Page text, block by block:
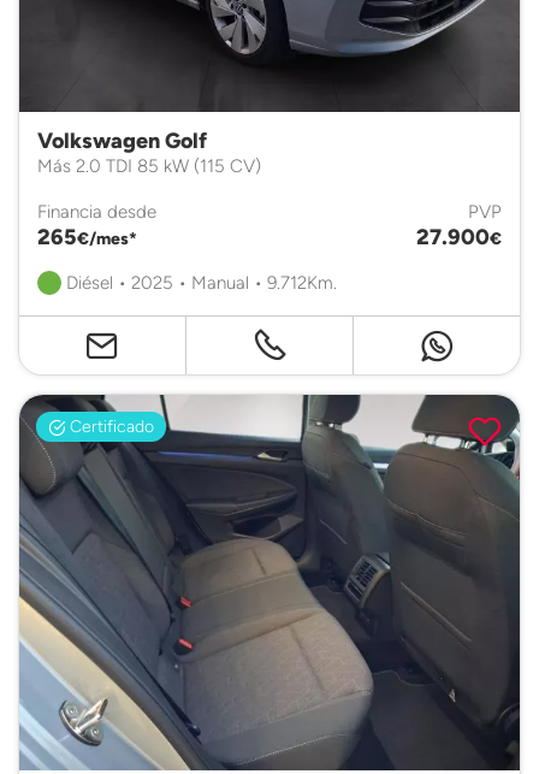
Volkswagen Golf
Más 2.0 TDI 85 kW (115 CV)
Financia desde
265€/mes*
PVP
27.900€
Diésel • 2025 • Manual • 9.712Km.
Certificado